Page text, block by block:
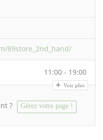
89store_2nd_hand/
11:00 - 19:00
Voir plus
? Gérez votre page !